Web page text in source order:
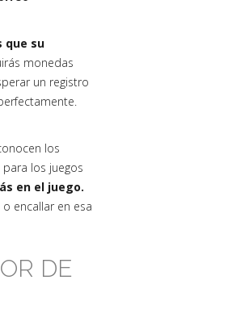
que su
monedas
un registro
los
los juegos
en el juego.
encallar en esa
DE